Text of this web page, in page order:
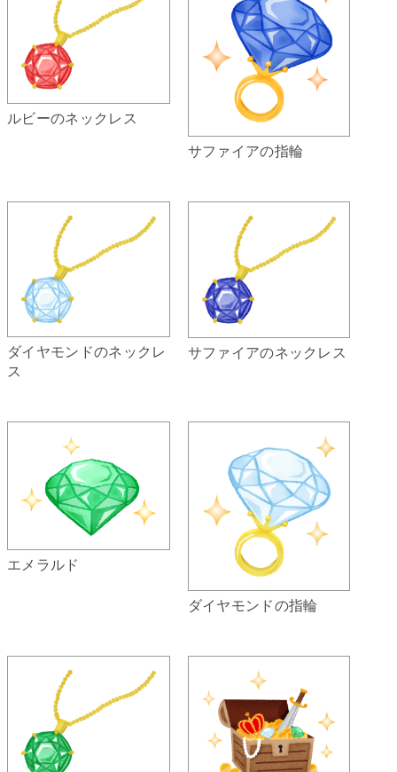
ルビーのネックレス
サファイアの指輪
ダイヤモンドのネックレ
ス
サファイアのネックレス
エメラルド
ダイヤモンドの指輪